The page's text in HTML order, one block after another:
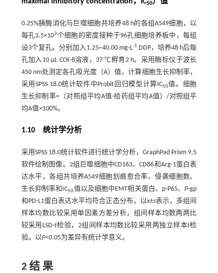
50
0.25%胰酶消化与巨噬细胞共培养48 h的各组A549细胞，以
每孔3.5×103个细胞的密度接种于96孔细胞培养板中，每组
设3个复孔。分别加入1.25~40.00 mg·L-1 DDP，培养48 h后每
孔加入10 µL CCK-8溶液，37 ℃孵育2 h。采用酶标仪于波长
450 nm处测定各孔吸光度（A）值，计算细胞生长抑制率，
采用SPSS 18.0统计软件中Probit回归模型计算IC50值。细胞
生长抑制率=（对照组平均A值-给药组平均A值）/对照组平
均A值×100%。
1.10 统计学分析
采用SPSS 18.0统计软件进行统计学分析，GraphPad Prism 9.5
软件绘制图像。2组巨噬细胞中CD163、CD86和Arg-1蛋白表
达水平，各组共培养A549细胞划痕愈合率、侵袭细胞数、
生长抑制率和IC50值以及细胞中EMT相关蛋白、p-P65、P-gp
和PD-L1蛋白表达水平均符合正态分布，以x±s表示，多组间
样本均数比较采用单因素方差分析，组间样本均数两两比
较采用LSD-t检验，2组间样本均数比较采用两独立样本t检
验。以P<0.05为差异有统计学意义。
2 结 果